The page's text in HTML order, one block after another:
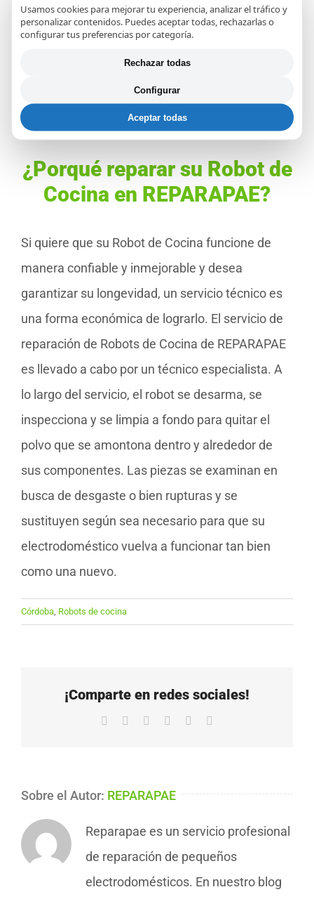
Servicio Técnico de Robots de Cocina
Juice Expert en Córdoba
Servicio Técnico de Robots de Cocina
Cecotec Mambo en Córdoba
¿Porqué reparar su Robot de
Cocina en REPARAPAE?
Si quiere que su Robot de Cocina funcione de
manera confiable y inmejorable y desea
garantizar su longevidad, un servicio técnico es
una forma económica de lograrlo. El servicio de
reparación de Robots de Cocina de REPARAPAE
es llevado a cabo por un técnico especialista. A
lo largo del servicio, el robot se desarma, se
inspecciona y se limpia a fondo para quitar el
polvo que se amontona dentro y alrededor de
sus componentes. Las piezas se examinan en
busca de desgaste o bien rupturas y se
sustituyen según sea necesario para que su
electrodoméstico vuelva a funcionar tan bien
como una nuevo.
Córdoba, Robots de cocina
¡Comparte en redes sociales!
Facebook LinkedInWhatsApp
Pinterest
Sobre el Autor: REPARAPAE
Reparapae es un servicio profesional
de reparación de pequeños
electrodomésticos. En nuestro blog
Usamos cookies para mejorar tu experiencia, analizar el tráfico y
personalizar contenidos. Puedes aceptar todas, rechazarlas o
configurar tus preferencias por categoría.
Rechazar todas
Configurar
Aceptar todas